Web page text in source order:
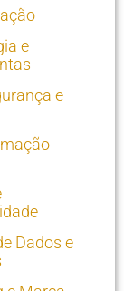
e
e
Dados e